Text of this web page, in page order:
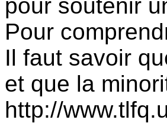
pour soutenir
Pour
Il faut savoir
et que la
http://